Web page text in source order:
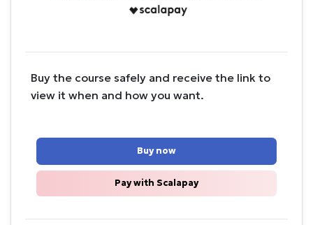
Buy the course safely and receive the link to
view it when and how you want.
Buy now
Pay with Scalapay